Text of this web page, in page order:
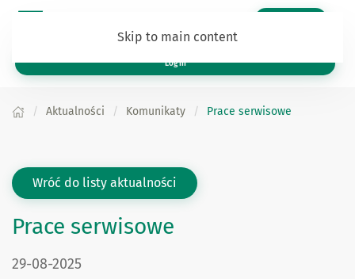
Skip to main content
Log in
Aktualności Komunikaty Prace serwisowe
Wróć do listy aktualności
Prace serwisowe
Data publikacji:
29-08-2025